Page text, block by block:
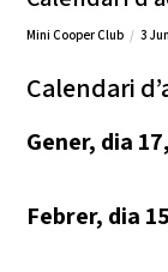
Mini Cooper Club 3
Calendari
Gener, dia 17,
Febrer, dia